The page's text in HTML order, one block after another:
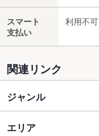
スマート
支払い
利用不可
関連リンク
ジャンル
焼肉・ホルモン
エリア